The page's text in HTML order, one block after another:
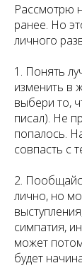
Рассмотрю
ранее. Но
личного
1. Понять
изменить в
выбери то,
писал). Не
попалось.
совпасть с
2.
лично, но
симпатия,
может
будет